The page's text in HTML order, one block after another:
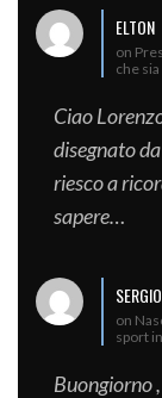
ELTON
on
che
Ciao
disegnato
riesco a
sapere…
on
sport
Buongiorno